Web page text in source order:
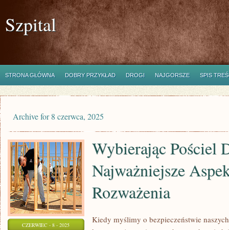
Szpital
STRONA GŁÓWNA DOBRY PRZYKŁAD DROGI NAJGORSZE SPIS
Archive for 8 czerwca, 2025
CZERWIEC - 8 - 2025
Wybierając Pościel
Najważniejsze
Rozważenia
Kiedy myślimy o bezpieczeństwie